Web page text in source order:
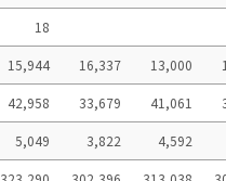
18
15,944 16,337 13,000
42,958 33,679 41,061
5,049 3,822 4,592